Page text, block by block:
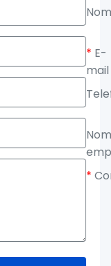
* E-
mail
*